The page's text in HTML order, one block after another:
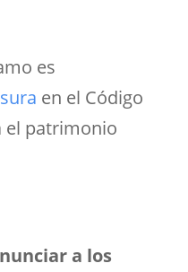
es
en el Código
el patrimonio
a los